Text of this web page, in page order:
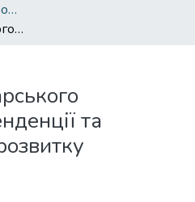
Інноваційні методи проектних та геодезичних робіт
Ринок земель сільськогосподарського призначення: тенденції та закономірності розвитку
та